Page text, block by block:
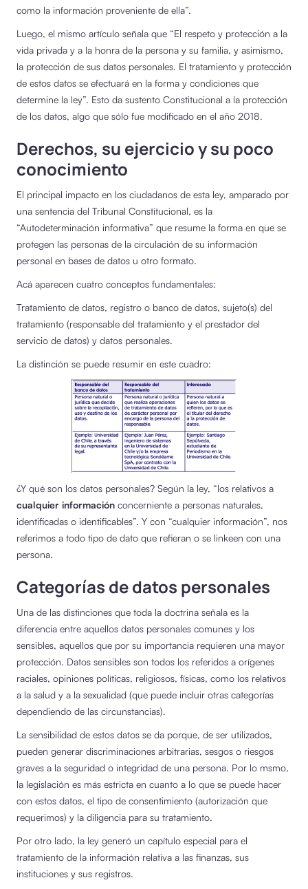
como la información proveniente de ella”.
Luego, el mismo artículo señala que “El respeto y protección a la
vida privada y a la honra de la persona y su familia, y asimismo,
la protección de sus datos personales. El tratamiento y protección
de estos datos se efectuará en la forma y condiciones que
determine la ley”. Esto da sustento Constitucional a la protección
de los datos, algo que sólo fue modificado en el año 2018.
Derechos, su ejercicio y su poco
conocimiento
El principal impacto en los ciudadanos de esta ley, amparado por
una sentencia del Tribunal Constitucional, es la
“Autodeterminación informativa” que resume la forma en que se
protegen las personas de la circulación de su información
personal en bases de datos u otro formato.
Acá aparecen cuatro conceptos fundamentales:
Tratamiento de datos, registro o banco de datos, sujeto(s) del
tratamiento (responsable del tratamiento y el prestador del
servicio de datos) y datos personales.
La distinción se puede resumir en este cuadro:
¿Y qué son los datos personales? Según la ley, “los relativos a
cualquier información concerniente a personas naturales,
identificadas o identificables”. Y con “cualquier información”, nos
referimos a todo tipo de dato que refieran o se linkeen con una
persona.
Categorías de datos personales
Una de las distinciones que toda la doctrina señala es la
diferencia entre aquellos datos personales comunes y los
sensibles, aquellos que por su importancia requieren una mayor
protección. Datos sensibles son todos los referidos a orígenes
raciales, opiniones políticas, religiosos, físicas, como los relativos
a la salud y a la sexualidad (que puede incluir otras categorías
dependiendo de las circunstancias).
La sensibilidad de estos datos se da porque, de ser utilizados,
pueden generar discriminaciones arbitrarias, sesgos o riesgos
graves a la seguridad o integridad de una persona. Por lo msmo,
la legislación es más estricta en cuanto a lo que se puede hacer
con estos datos, el tipo de consentimiento (autorización que
requerimos) y la diligencia para su tratamiento.
Por otro lado, la ley generó un capítulo especial para el
tratamiento de la información relativa a las finanzas, sus
instituciones y sus registros.